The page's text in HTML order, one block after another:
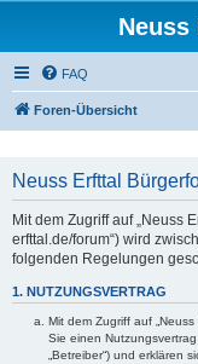
FAQ
Foren-Übersicht
Neuss Erfttal
Mit dem Zugriff auf „Neuss
erfttal.de/forum“) wird
folgenden Regelungen
1. NUTZUNGSVERTRAG
Mit dem Zugriff auf
Sie einen
„Betreiber“) und erklären